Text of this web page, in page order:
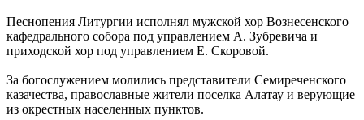
Песнопения Литургии исполнял мужской хор Вознесенского
кафедрального собора под управлением А. Зубревича и
приходской хор под управлением Е. Скоровой.
За богослужением молились представители Семиреченского
казачества, православные жители поселка Алатау и верующие
из окрестных населенных пунктов.